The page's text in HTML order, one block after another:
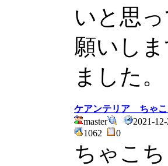
いと思
願いし
ました。
ケアンテリア ちゃこ
master
2021-
1062
0
ちゃこ